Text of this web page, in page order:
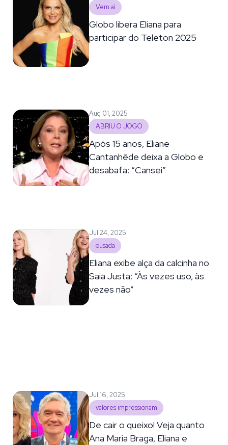
Vem ai
Globo libera Eliana para
participar do Teleton 2025
Aug 01, 2025
ABRIU O JOGO
Após 15 anos, Eliane
Cantanhêde deixa a Globo e
desabafa: “Cansei”
Jul 24, 2025
ousada
Eliana exibe alça da calcinha no
Saia Justa: “Às vezes uso, às
vezes não”
Jul 16, 2025
valores impressionam
De cair o queixo! Veja quanto
Ana Maria Braga, Eliana e